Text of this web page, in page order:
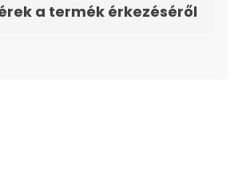
a termék érkezéséről